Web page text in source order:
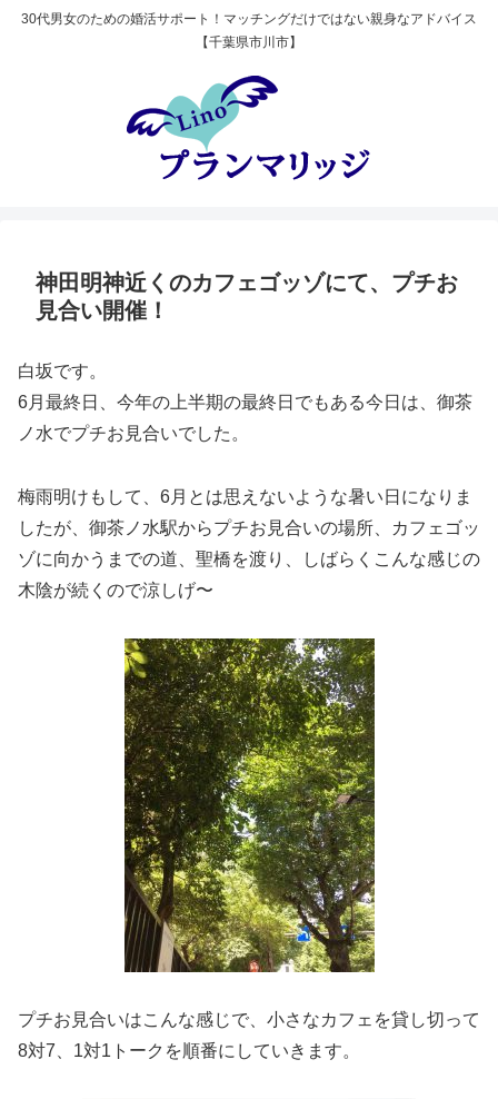
30代男女のための婚活サポート！マッチングだけではない親身なアドバイス
【千葉県市川市】
神田明神近くのカフェゴッゾにて、プチお
見合い開催！
白坂です。
6月最終日、今年の上半期の最終日でもある今日は、御茶
ノ水でプチお見合いでした。
梅雨明けもして、6月とは思えないような暑い日になりま
したが、御茶ノ水駅からプチお見合いの場所、カフェゴッ
ゾに向かうまでの道、聖橋を渡り、しばらくこんな感じの
木陰が続くので涼しげ〜
プチお見合いはこんな感じで、小さなカフェを貸し切って
8対7、1対1トークを順番にしていきます。